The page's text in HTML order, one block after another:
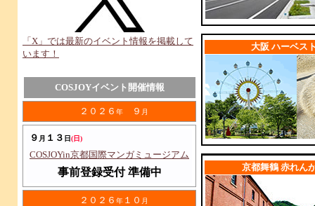
「X」では最新のイベント情報を掲載して
います！
COSJOYイベント開催情報
２０２６ 年 ９ 月
９ 月 １３ 日(日)
COSJOYin京都国際マンガミュージアム
事前登録受付 準備中
２０２６ 年 １０ 月
大阪 ハーベス
京都舞鶴 赤れん